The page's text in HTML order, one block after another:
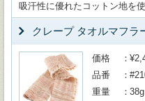
吸汗性に優れたコットン地を
クレープ タオルマフラ
価格
品番
重量
38g